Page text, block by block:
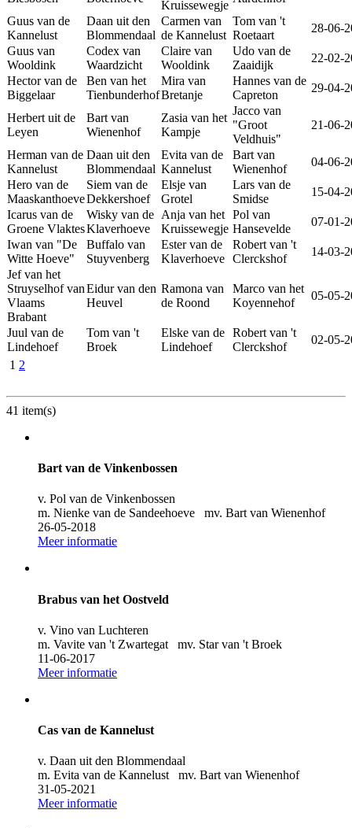
Kruissewegje
Guus van de
Kannelust
Daan uit den
Blommendaal
Carmen van
de Kannelust
Tom van 't
Roetaart
28-06-
Guus van
Wooldink
Codex van
Waardzicht
Claire van
Wooldink
Udo van de
Zaaidijk
22-02-
Hector van de
Biggelaar
Ben van het
Tienbunderhof
Mira van
Bretanje
Hannes van de
Capreton
29-04-
Herbert uit de
Leyen
Bart van
Wienenhof
Zasia van het
Kampje
Jacco van
"Groot
Veldhuis"
21-06-
Herman van de
Kannelust
Daan uit den
Blommendaal
Evita van de
Kannelust
Bart van
Wienenhof
04-06-
Hero van de
Maaskanthoeve
Siem van de
Dekkershoef
Elsje van
Grotel
Lars van de
Smidse
15-04-
Icarus van de
Groene Vlaktes
Wisky van de
Klaverhoeve
Anja van het
Kruissewegje
Pol van
Hansevelde
07-01-
Iwan van "De
Witte Hoeve"
Buffalo van
Stuyvenberg
Ester van de
Klaverhoeve
Robert van 't
Clerckshof
14-03-
Jef van het
Struyselhof van
Vlaams
Brabant
Eidur van den
Heuvel
Ramona van
de Roond
Marco van het
Koyennehof
05-05-
Juul van de
Lindehoef
Tom van 't
Broek
Elske van de
Lindehoef
Robert van 't
Clerckshof
02-05-
1 2
41 item(s)
Bart van de Vinkenbossen
v. Pol van de Vinkenbossen
m. Nienke van de Sandeehoeve mv. Bart van Wienenhof
26-05-2018
Meer informatie
Brabus van het Oostveld
v. Vino van Luchteren
m. Vavite van 't Zwartegat mv. Star van 't Broek
11-06-2017
Meer informatie
Cas van de Kannelust
v. Daan uit den Blommendaal
m. Evita van de Kannelust mv. Bart van Wienenhof
31-05-2021
Meer informatie